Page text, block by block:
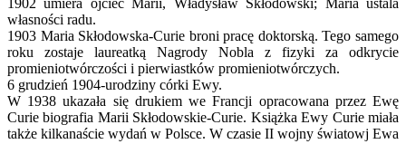
własności radu.
1903 Maria Skłodowska-Curie broni pracę doktorską. Tego samego
roku zostaje laureatką Nagrody Nobla z fizyki za odkrycie
promieniotwórczości i pierwiastków promieniotwórczych.
6 grudzień 1904-urodziny córki Ewy.
W 1938 ukazała się drukiem we Francji opracowana przez Ewę
Curie biografia Marii Skłodowskie-Curie. Książka Ewy Curie miała
także kilkanaście wydań w Polsce. W czasie II wojny światowj Ewa